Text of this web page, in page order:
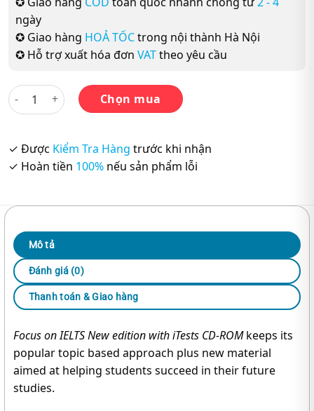
ngày
✪ Giao hàng HOẢ TỐCtrong nội thành Hà Nội
✪ Hỗ trợ xuất hóa đơn VATtheo yêu cầu
Focus on IELTS New Edition số lượng
Chọn mua
✓ Được Kiểm Tra Hàng trước khi nhận
✓ Hoàn tiền 100% nếu sản phẩm lỗi
Mô tả
Đánh giá (0)
Thanh toán & Giao hàng
Focus on IELTS New edition with iTests CD-ROMkeeps its
popular topic based approach plus new material
aimed at helping students succeed in their future
studies.